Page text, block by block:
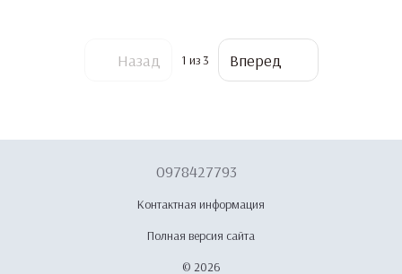
Назад 1 из 3 Вперед
0978427793
Контактная информация
Полная версия сайта
© 2026